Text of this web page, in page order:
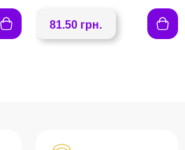
81.50 грн.